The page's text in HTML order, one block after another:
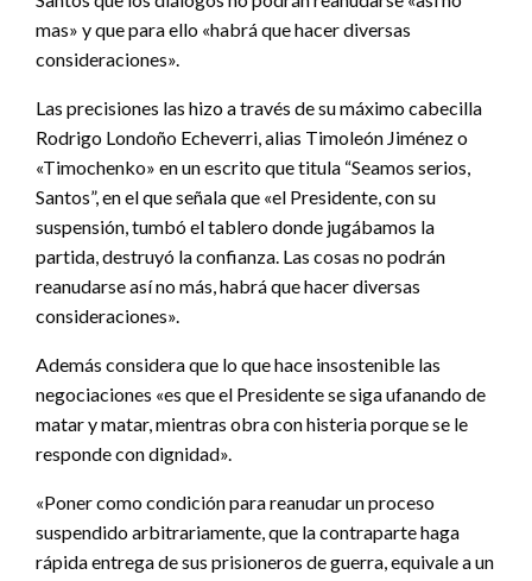
mas» y que para ello «habrá que hacer diversas
consideraciones».
Las precisiones las hizo a través de su máximo cabecilla
Rodrigo Londoño Echeverri, alias Timoleón Jiménez o
«Timochenko» en un escrito que titula “Seamos serios,
Santos”, en el que señala que «el Presidente, con su
suspensión, tumbó el tablero donde jugábamos la
partida, destruyó la confianza. Las cosas no podrán
reanudarse así no más, habrá que hacer diversas
consideraciones».
Además considera que lo que hace insostenible las
negociaciones «es que el Presidente se siga ufanando de
matar y matar, mientras obra con histeria porque se le
responde con dignidad».
«Poner como condición para reanudar un proceso
suspendido arbitrariamente, que la contraparte haga
rápida entrega de sus prisioneros de guerra, equivale a un